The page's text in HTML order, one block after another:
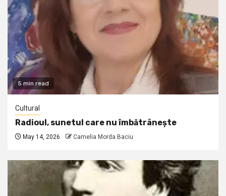
5 min read
Cultural
Radioul, sunetul care nu îmbătrânește
May 14, 2026 Camelia Morda Baciu